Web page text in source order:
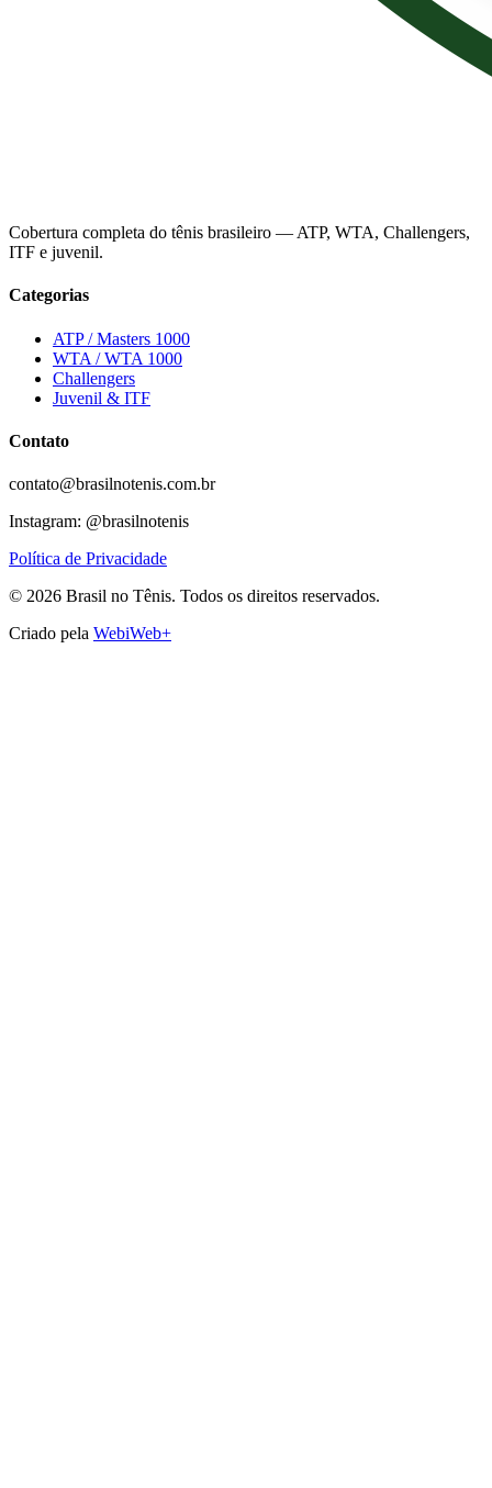
Cobertura completa do tênis brasileiro — ATP, WTA, Challengers,
ITF e juvenil.
Categorias
ATP / Masters 1000
WTA / WTA 1000
Challengers
Juvenil & ITF
Contato
contato@brasilnotenis.com.br
Instagram: @brasilnotenis
Política de Privacidade
© 2026 Brasil no Tênis. Todos os direitos reservados.
Criado pela WebiWeb+